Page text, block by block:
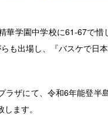
華学園中学校に61-67で
も出場し、『バスケで日
ザにて、令和6年能登半
ます。